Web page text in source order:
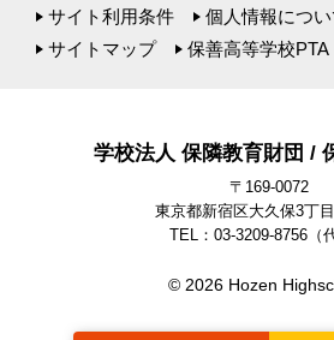
サイト利用条件
個人情報につい
サイトマップ
保善高等学校PTA
学校法人 保隣教育財団 /
〒169-0072
東京都新宿区大久保3丁
TEL：03-3209-8756（
© 2026 Hozen